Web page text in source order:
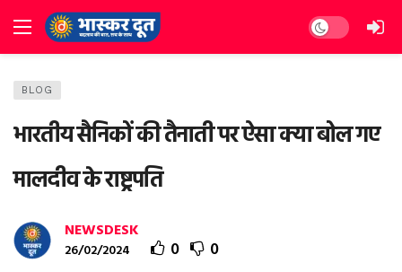
Dark mode
BLOG
भारतीय सैनिकों की तैनाती पर ऐसा क्या बोल गए
मालदीव के राष्ट्रपति
NEWSDESK
26/02/2024 0 0